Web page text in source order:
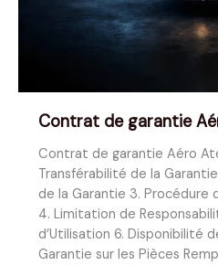
Contrat de garantie
Contrat de garantie Aéro
Transférabilité de la
de la Garantie 3. Procédure
4. Limitation de
d’Utilisation 6. Disponibilité
Garantie sur les Pièces